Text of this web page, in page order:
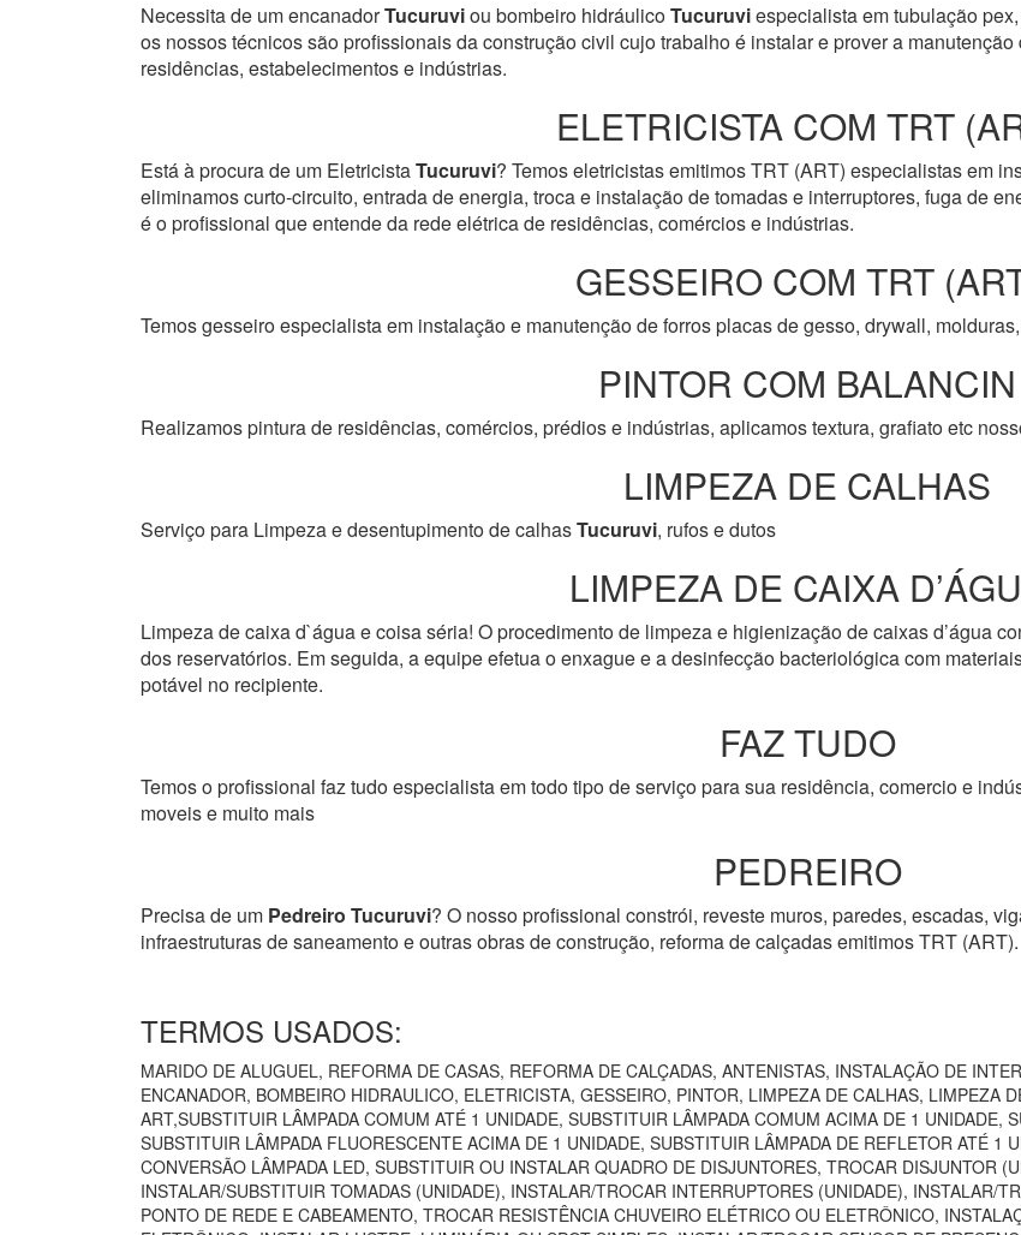
Necessita de um encanadorTucuruviou bombeiro hidráulicoTucuruviespecialista em tubulação
os nossos técnicos são profissionais da construção civil cujo trabalho é instalar e prover a
residências, estabelecimentos e indústrias.
ELETRICISTA COM TRT
Está à procura de um EletricistaTucuruvi? Temos eletricistas emitimos TRT (ART) especialistas em
eliminamos curto-circuito, entrada de energia, troca e instalação de tomadas e interruptores, fuga de
é o profissional que entende da rede elétrica de residências, comércios e indústrias.
GESSEIRO COM TRT
Temos gesseiro especialista em instalação e manutenção de forros placas de gesso, drywall,
PINTOR COM BALANCIN
Realizamos pintura de residências, comércios, prédios e indústrias, aplicamos textura, grafiato etc
LIMPEZA DE CALHAS
Serviço para Limpeza e desentupimento de calhasTucuruvi, rufos e dutos
LIMPEZA DE CAIXA
Limpeza de caixa d`água e coisa séria! O procedimento de limpeza e higienização de caixas d’água
dos reservatórios. Em seguida, a equipe efetua o enxague e a desinfecção bacteriológica com
potável no recipiente.
FAZ TUDO
Temos o profissional faz tudo especialista em todo tipo de serviço para sua residência, comercio e
moveis e muito mais
PEDREIRO
Precisa de um Pedreiro Tucuruvi? O nosso profissional constrói, reveste muros, paredes, escadas,
infraestruturas de saneamento e outras obras de construção, reforma de calçadas emitimos TRT (ART).
TERMOS USADOS:
MARIDO DE ALUGUEL, REFORMA DE CASAS, REFORMA DE CALÇADAS, ANTENISTAS, INSTALAÇÃO DE
ENCANADOR, BOMBEIRO HIDRAULICO, ELETRICISTA, GESSEIRO, PINTOR, LIMPEZA DE CALHAS, LIMPEZA
ART,SUBSTITUIR LÂMPADA COMUM ATÉ 1 UNIDADE, SUBSTITUIR LÂMPADA COMUM ACIMA DE 1 UNIDADE,
SUBSTITUIR LÂMPADA FLUORESCENTE ACIMA DE 1 UNIDADE, SUBSTITUIR LÂMPADA DE REFLETOR ATÉ 1
CONVERSÃO LÂMPADA LED, SUBSTITUIR OU INSTALAR QUADRO DE DISJUNTORES, TROCAR DISJUNTOR
INSTALAR/SUBSTITUIR TOMADAS (UNIDADE), INSTALAR/TROCAR INTERRUPTORES (UNIDADE), INSTALAR/
PONTO DE REDE E CABEAMENTO, TROCAR RESISTÊNCIA CHUVEIRO ELÉTRICO OU ELETRÔNICO,